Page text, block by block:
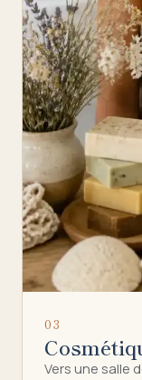
03
Vers une salle